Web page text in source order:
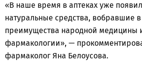
«В наше время в аптеках уже
натуральные средства, вобравшие в
преимущества народной медицины
фармакологии», —
фармаколог Яна Белоусова.